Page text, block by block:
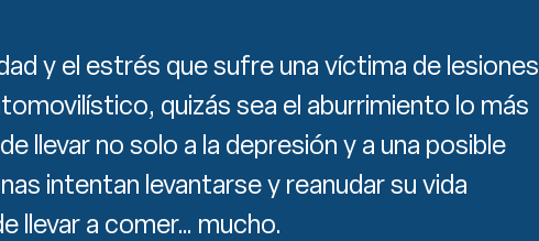
y el estrés que sufre una víctima de lesiones
quizás sea el aburrimiento lo más
llevar no solo a la depresión y a una posible
intentan levantarse y reanudar su vida
llevar a comer… mucho.